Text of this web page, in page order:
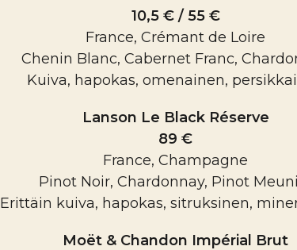
10,5 € / 55 €
France, Crémant de Loire
Chenin Blanc, Cabernet Franc,
Kuiva, hapokas, omenainen,
Lanson Le Black Réserve
89 €
France, Champagne
Pinot Noir, Chardonnay, Pinot
Erittäin kuiva, hapokas, sitruksinen,
Moët & Chandon Impérial Brut